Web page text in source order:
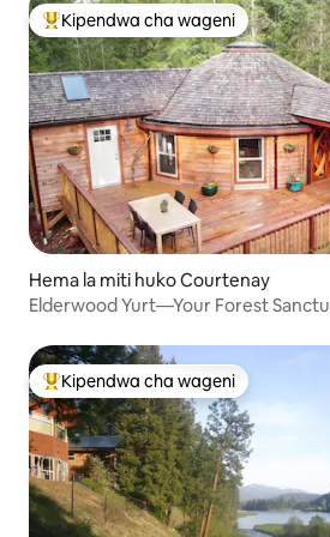
Kipendwa maarufu cha wageni
Kipendwa cha wageni
Hema la miti huko Courtenay
Elderwood Yurt—Your Forest
Kipendwa maarufu cha wageni
Kipendwa cha wageni